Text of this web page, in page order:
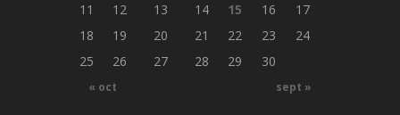
« oct sept »
11
12 13 14 15 16
17
18
19 20 21 22 23
24
25
26 27 28 29 30